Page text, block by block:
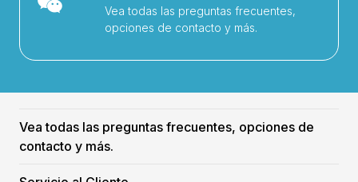
Vea todas las preguntas frecuentes,
opciones de contacto y más.
Vea todas las preguntas frecuentes, opciones de
contacto y más.